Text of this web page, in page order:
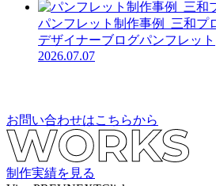
パンフレット制作事例_三和プ
デザイナーブログパンフレット
2026.07.07
お問い合わせはこちらから
制作実績を見る